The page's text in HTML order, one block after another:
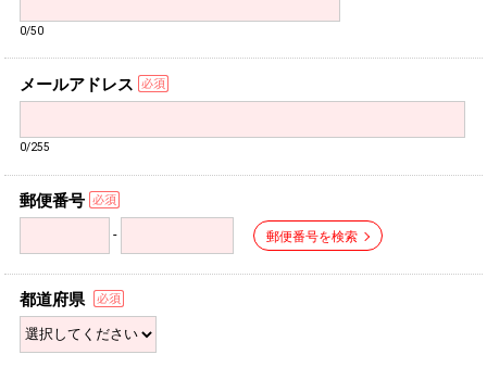
0/50
メールアドレス
0/255
郵便番号
- 郵便番号を検索
都道府県